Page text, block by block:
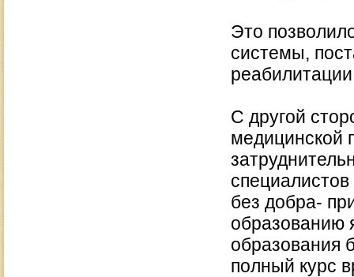
Это
системы,
С другой
медицинской
без добра-
образованию
образования
полный курс